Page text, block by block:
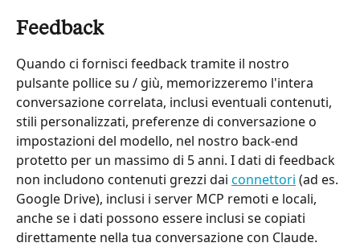
Feedback
Quando ci fornisci feedback tramite il nostro
pulsante pollice su / giù, memorizzeremo l'intera
conversazione correlata, inclusi eventuali contenuti,
stili personalizzati, preferenze di conversazione o
impostazioni del modello, nel nostro back-end
protetto per un massimo di 5 anni. I dati di feedback
non includono contenuti grezzi dai connettori (ad es.
Google Drive), inclusi i server MCP remoti e locali,
anche se i dati possono essere inclusi se copiati
direttamente nella tua conversazione con Claude.